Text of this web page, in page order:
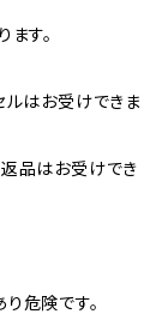
す。
ルはお受けできま
品はお受けでき
危険です。